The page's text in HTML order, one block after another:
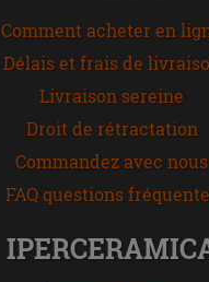
Comment acheter en
Délais et frais de
Livraison sereine
Droit de rétractation
Commandez avec nous
FAQ questions